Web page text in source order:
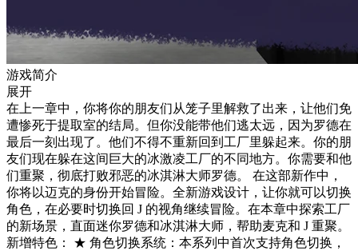
游戏简介
展开
在上一章中，你将你的朋友们从笼子里解救了出来，让他们免
遭惨死于提取室的结局。但你没能带他们逃太远，因为罗德在
最后一刻出现了。他们不得不重新回到工厂里躲起来。你的朋
友们现在躲在这间巨大的冰激凌工厂的不同地方。你需要和他
们重聚，彻底打败邪恶的冰淇淋大师罗德。 在这部新作中，
你将以迈克的身份开始冒险。全新游戏设计，让你就可以切换
角色，在必要时切换回 J 的视角继续冒险。在本章中探索工厂
的新场景，直面迷你罗德和冰淇淋大师，帮助麦克和 J 重聚。
新增特色： ★ 角色切换系统：本系列中首次支持角色切换，